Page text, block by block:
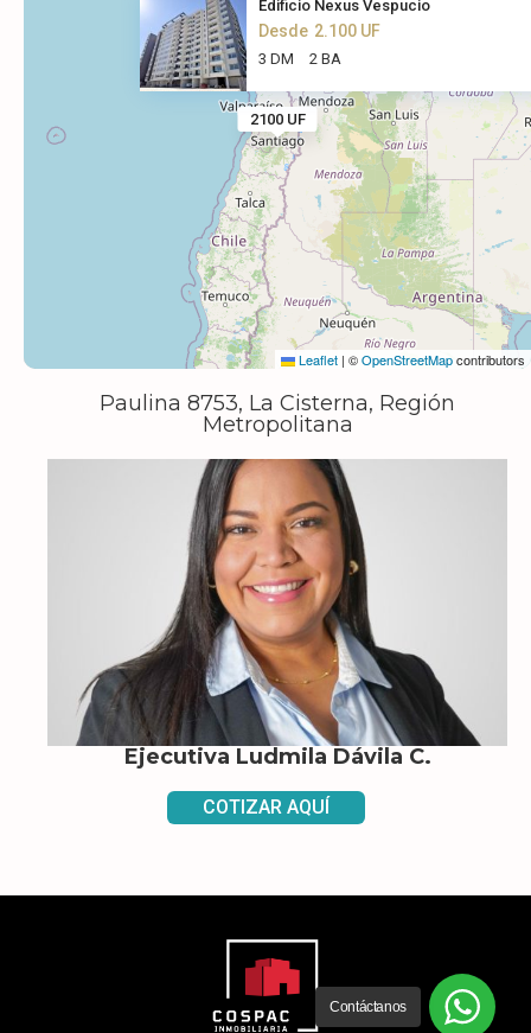
Paulina 8753, La Cisterna, Región
Metropolitana
Ejecutiva Ludmila Dávila C.
Leaflet | ©OpenStreetMapcontributors
2100 UF
Edificio Nexus Vespucio
Desde 2.100 UF
3 DM 2 BA
Leaflet | ©OpenStreetMapcontributors
COTIZAR AQUÍ
Contáctanos